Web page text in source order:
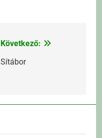
Következő:
Sítábor